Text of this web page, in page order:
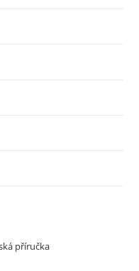
příručka